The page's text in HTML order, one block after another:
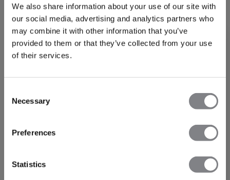
We also share information about your use of our site with
our social media, advertising and analytics partners who
may combine it with other information that you’ve
provided to them or that they’ve collected from your use
of their services.
Selection
Necessary
Preferences
Statistics
När du prenumererar på vårt nyhetsbrev.